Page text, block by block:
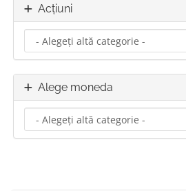
Acțiuni
Alege moneda